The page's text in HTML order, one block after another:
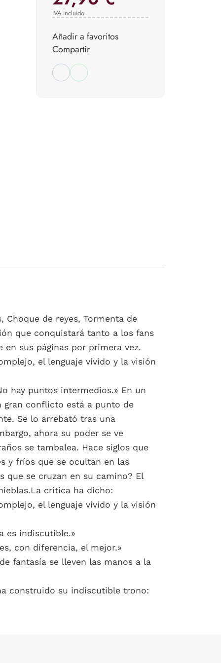
IVA incluido
Añadir a favoritos
Compartir
de reyes, Tormenta de
que conquistará tanto a los fans
sus páginas por primera vez.
el lenguaje vívido y la visión
hay puntos intermedios.» En un
gran conflicto está a punto de
Se lo arrebató tras una
ahora su poder se ve
se tambalea. Hace siglos que
y fríos que se ocultan en las
que se cruzan en su camino? El
crítica ha dicho:
el lenguaje vívido y la visión
es indiscutible.»
con diferencia, el mejor.»
fantasía se lleven las manos a la
construido su indiscutible trono: